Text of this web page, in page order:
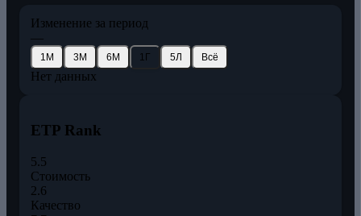
Изменение за период
—
1М 3М 6М 1Г 5Л Всё
Нет данных
ETP Rank
5.5
Стоимость
2.6
Качество